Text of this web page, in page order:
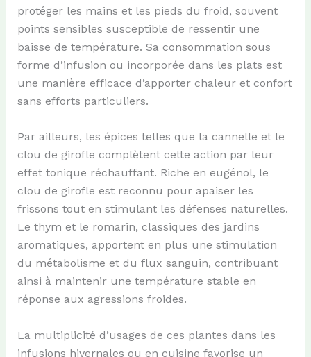
protéger les mains et les pieds du froid, souvent
points sensibles susceptible de ressentir une
baisse de température. Sa consommation sous
forme d’infusion ou incorporée dans les plats est
une manière efficace d’apporter chaleur et confort
sans efforts particuliers.
Par ailleurs, les épices telles que la cannelle et le
clou de girofle complètent cette action par leur
effet tonique réchauffant. Riche en eugénol, le
clou de girofle est reconnu pour apaiser les
frissons tout en stimulant les défenses naturelles.
Le thym et le romarin, classiques des jardins
aromatiques, apportent en plus une stimulation
du métabolisme et du flux sanguin, contribuant
ainsi à maintenir une température stable en
réponse aux agressions froides.
La multiplicité d’usages de ces plantes dans les
infusions hivernales ou en cuisine favorise un